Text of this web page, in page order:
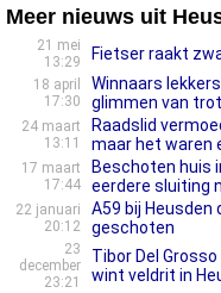
Meer nieuws uit
21 mei
13:29
Fietser raakt
18 april
17:30
Winnaars
glimmen van
24 maart
13:11
Raadslid
maar het waren
17 maart
17:44
Beschoten huis
eerdere sluiting
22 januari
20:12
A59 bij
geschoten
23
december
23:21
Tibor Del
wint veldrit in